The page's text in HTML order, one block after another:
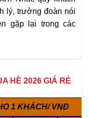
lý, trưởng đoàn nói
gặp lại trong các
HÈ 2026 GIÁ RẺ
1 KHÁCH/ VNĐ